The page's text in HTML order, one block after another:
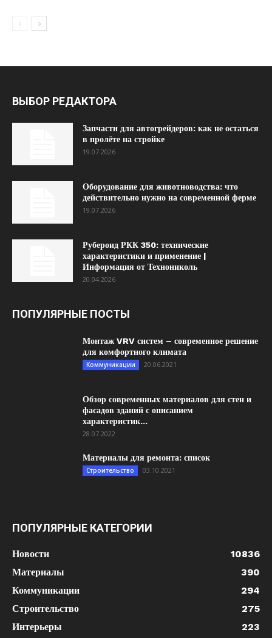
ВЫБОР РЕДАКТОРА
Запчасти для автогрейдеров: как не остаться
в пролёте на стройке
19.07.2026
Оборудование для животноводства: что
действительно нужно на современной ферме
19.07.2026
Рубероид РКК 350: технические
характеристики и применение |
Информация от Технониколь
20.04.2026
ПОПУЛЯРНЫЕ ПОСТЫ
Монтаж VRV систем – современное решение
для комфортного климата
Коммуникации 20.06.2021
Обзор современных материалов для стен и
фасадов зданий с описанием
характеристик...
28.07.2022
Материалы для ремонта: список
Строительство 03.10.2021
ПОПУЛЯРНЫЕ КАТЕГОРИИ
Новости
10836
Материалы
390
Коммуникации
294
Строительство
275
Интерьеры
223